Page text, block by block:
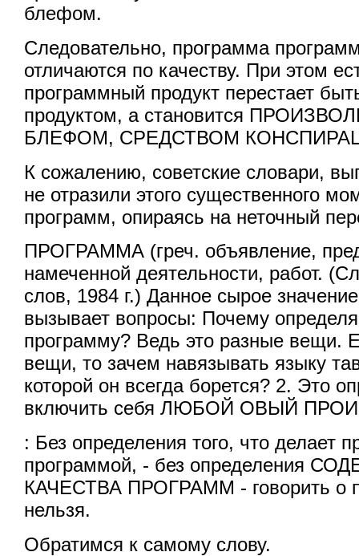
блефом.
Следовательно, программа
отличаются по качеству. При этом
программный продукт перестает
продуктом, а становится
БЛЕФОМ, СРЕДСТВОМ
К сожалению, советские словари,
не отразили этого существенного
программ, опираясь на неточный
ПРОГРАММА (греч. объявление,
намеченной деятельности, работ.
слов, 1984 г.) Данное сырое
вызывает вопросы: Почему
программу? Ведь это разные вещи.
вещи, то зачем навязывать языку
которой он всегда борется? 2. Это
включить себя ЛЮБОЙ ОВЫЙ
: Без определения того, что делает
программой, - без определения
КАЧЕСТВА ПРОГРАММ - говорить о
нельзя.
Обратимся к самому слову.